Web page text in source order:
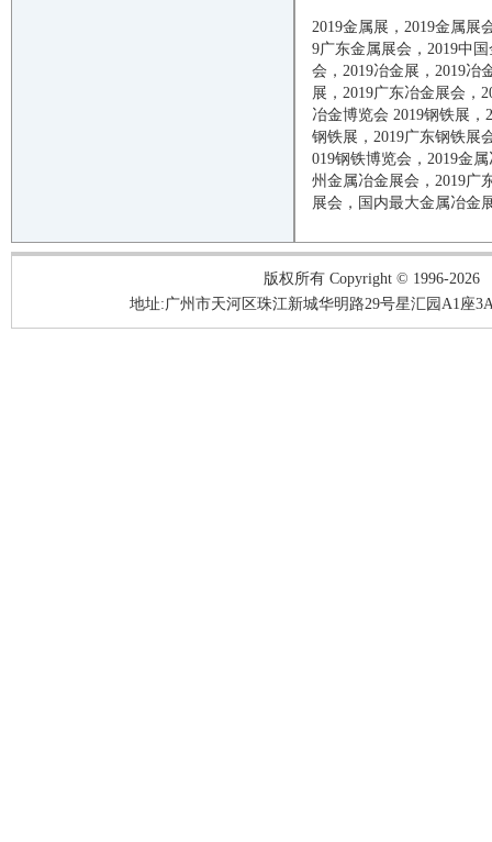
2019金属展， 2019金属展
9广东金属展会， 2019中国
会， 2019冶金展， 2019冶
展， 2019广东冶金展会，
冶金博览会 2019钢铁展，
钢铁展， 2019广东钢铁展
019钢铁博览会， 2019金属
州金属冶金展会， 2019广
展会，国内最大金属冶金
版权所有 Copyright © 1996-2026
地址:广州市天河区珠江新城华明路29号星汇园A1座